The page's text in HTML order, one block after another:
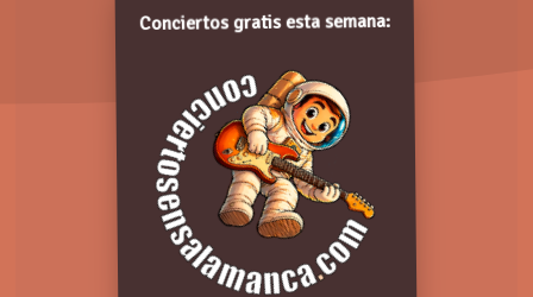
Comentarios:
Conciertos gratis esta semana: